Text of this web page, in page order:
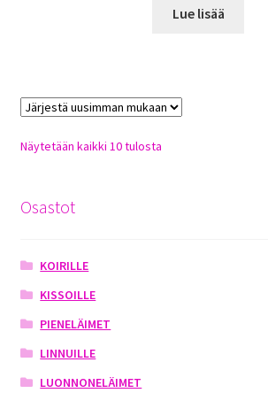
Lue lisää
Näytetään kaikki 10 tulostaSorted
Osastot
KOIRILLE
KISSOILLE
PIENELÄIMET
LINNUILLE
LUONNONELÄIMET